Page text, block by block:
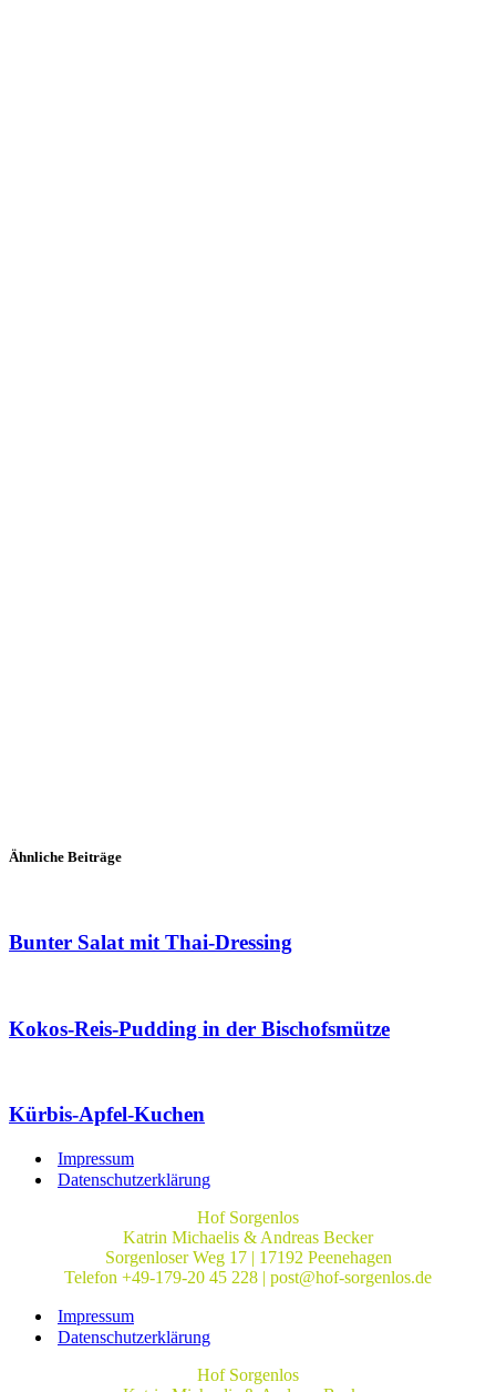
Ähnliche Beiträge
Bunter Salat mit Thai-Dressing
Kokos-Reis-Pudding in der Bischofsmütze
Kürbis-Apfel-Kuchen
Impressum
Datenschutzerklärung
Hof Sorgenlos
Katrin Michaelis & Andreas Becker
Sorgenloser Weg 17 | 17192 Peenehagen
Telefon +49-179-20 45 228 | post@hof-sorgenlos.de
Impressum
Datenschutzerklärung
Hof Sorgenlos